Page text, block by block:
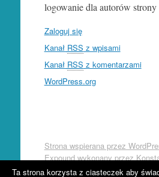
logowanie dla autorów strony
Zaloguj się
Kanał RSS z wpisami
Kanał RSS z komentarzami
WordPress.org
Strona wspierana przez
Expound wykonany przez
Ta strona korzysta z ciasteczek aby